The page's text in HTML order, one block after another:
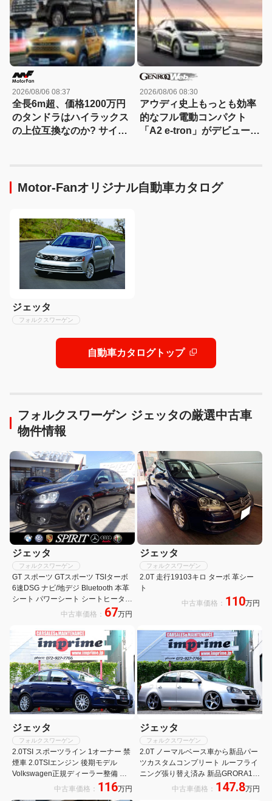
2026/08/06 08:37
全長6m超、価格1200万円
のタンドラはハイラックス
の上位互換なのか? サイ
徹底比較】
2026/08/06 08:30
アウディ史上もっとも効率
的なフル電動コンパクト
「A2 e-tron」がデビュー前
Motor-Fanオリジナル自動車カタログ
ジェッタ
フォルクスワーゲン
自動車カタログトップ
フォルクスワーゲン ジェッタの厳選中古車
物件情報
ジェッタ
フォルクスワーゲン
GT スポーツ GTスポーツ TSIターボ
6速DSG ナビ/地デジ Bluetooth 本革
シート パワーシート シートヒーター
バックカメラ クリアランスソナー 純
中古車価格： 67万円
ジェッタ
フォルクスワーゲン
2.0T 走行19103キロ ターボ 革シー
ト
中古車価格： 110万円
ジェッタ
フォルクスワーゲン
2.0TSI スポーツライン 1オーナー 禁
煙車 2.0TSIエンジン 後期モデル
Volkswagen正規ディーラー整備 本
革シート シートヒーター キセノンヘ
ッドランプ 純正17インチホイール
中古車価格： 116万円
ジェッタ
フォルクスワーゲン
2.0T ノーマルベース車から新品パー
ツカスタムコンプリート ルーフライ
ニング張り替え済み 新品GRORA19
インチ 新品フルタップ車高調 新品タ
中古車価格： 147.8万円